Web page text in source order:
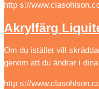
http s://
Akrylfärg
Om du istället vill
genom att du ändrar i
http s://